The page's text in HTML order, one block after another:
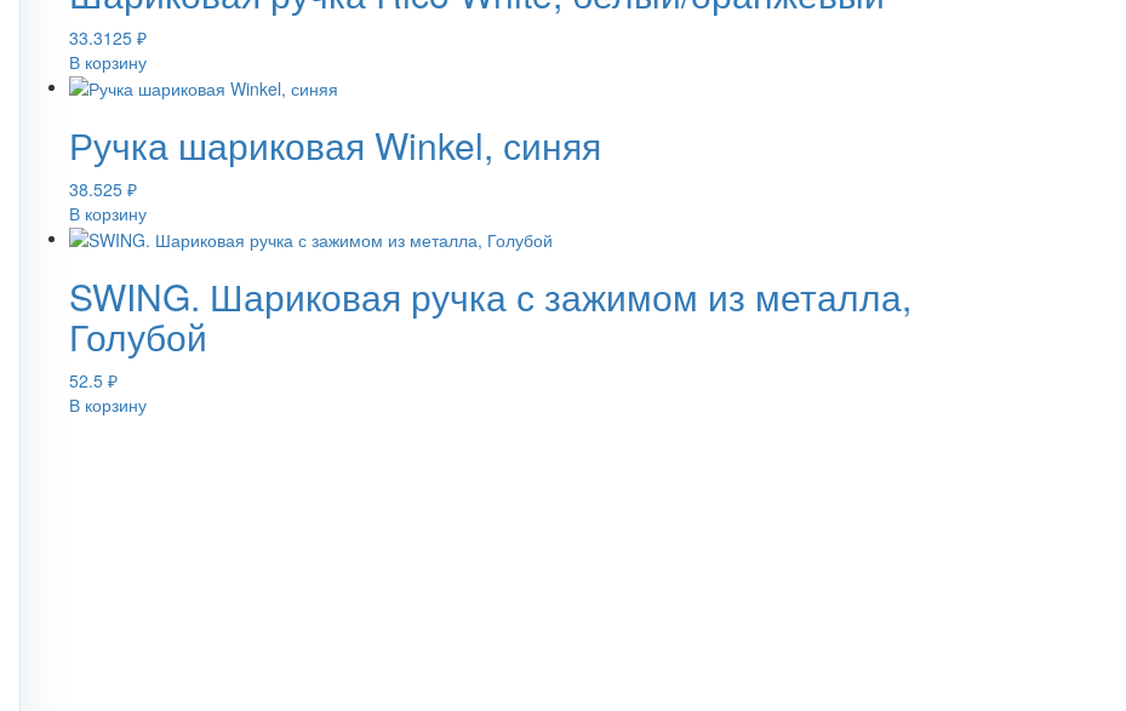
33.3125 ₽
В корзину
Ручка шариковая Winkel, синяя
38.525 ₽
В корзину
SWING. Шариковая ручка с зажимом из металла,
Голубой
52.5 ₽
В корзину